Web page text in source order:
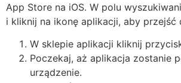
App Store na iOS. W polu
i kliknij na ikonę aplikacji, aby przejść
W sklepie aplikacji kliknij przycisk
Poczekaj, aż aplikacja zostanie
urządzenie.